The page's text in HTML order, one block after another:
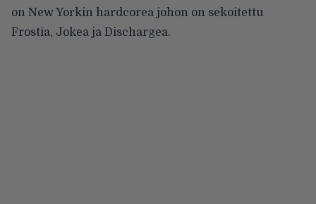
on New Yorkin hardcorea johon on sekoitettu
Frostia, Jokea ja Dischargea.